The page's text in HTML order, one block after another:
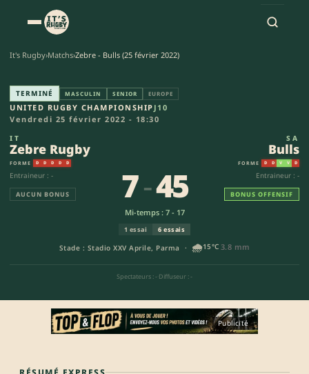
It's Rugby›Matchs›Zebre - Bulls (25 février 2022)
Zebre Rugby - Bulls (7-45) |
TERMINÉ MASCULIN SENIOR EUROPE
UNITED RUGBY CHAMPIONSHIP J10
Vendredi 25 février 2022 - 18:30
IT
Zebre Rugby
FORME D D D D D
Entraineur : -
AUCUN BONUS
Stade : Stadio XXV Aprile, Parma · 🌧️15°C 3.8 mm
7-45
Mi-temps : 7 - 17
1 essai 6 essais
Spectateurs : - Diffuseur : -
SA
Bulls
FORME D D V V D
Entraineur : -
BONUS OFFENSIF
Publicité